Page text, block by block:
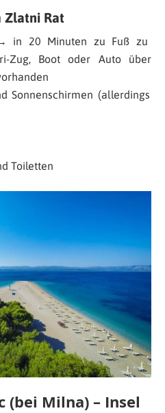
Zlatni Rat
in 20 Minuten zu Fuß zu
Zug, Boot oder Auto über
Sonnenschirmen (allerdings
Toiletten
(bei Milna) – Insel